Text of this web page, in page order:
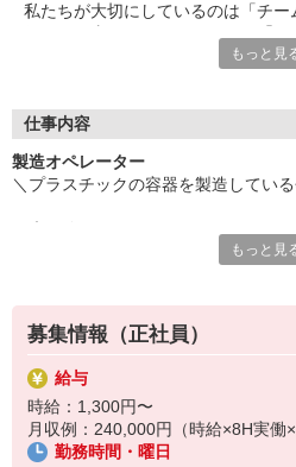
私たちが大切にしているのは「チー
タイルにこだわっています。
業務知識も経験も全くありませんで
最初は直属の上司のアシスタント業
徐々にできることの幅を広げていっ
業務は一人でできるようになりまし
もっと見
仕事内容
製造オペレーター
＼プラスチックの容器を製造してい
丁寧な研修と指導で安心のスタート◎
◆プラスチックの製造オペレーター
→かき氷のカップ等の製造
◆検品
◆梱包
◎クリーンルームでのお仕事です！
◎車/バイク通勤OK、無料駐車場も完
もっと見
募集情報（正社員）
給与
時給：1,300円〜
月収例：240,000円（時給×8H実働
勤務時間・曜日